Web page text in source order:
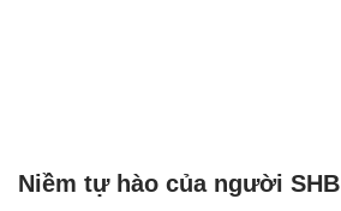
Niềm tự hào của người SHB